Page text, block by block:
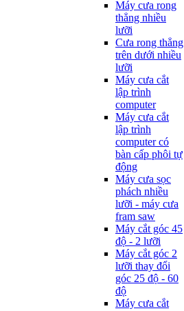
Máy cưa rong
thẳng nhiều
lưỡi
Cưa rong thẳng
trên dưới nhiều
lưỡi
Máy cưa cắt
lập trình
computer
Máy cưa cắt
lập trình
computer có
bàn cấp phôi tự
động
Máy cưa sọc
phách nhiều
lưỡi - máy cưa
fram saw
Máy cắt góc 45
độ - 2 lưỡi
Máy cắt góc 2
lưỡi thay đổi
góc 25 độ - 60
độ
Máy cưa cắt